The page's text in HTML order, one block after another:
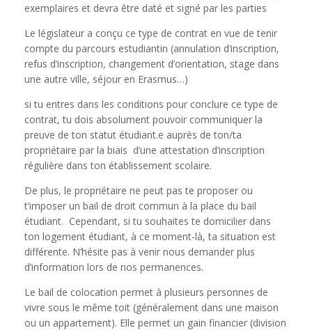
exemplaires et devra être daté et signé par les parties
Le législateur a conçu ce type de contrat en vue de tenir
compte du parcours estudiantin (annulation d’inscription,
refus d’inscription, changement d’orientation, stage dans
une autre ville, séjour en Erasmus…)
si tu entres dans les conditions pour conclure ce type de
contrat, tu dois absolument pouvoir communiquer la
preuve de ton statut étudiant.e auprès de ton/ta
propriétaire par la biais d’une attestation d’inscription
régulière dans ton établissement scolaire.
De plus, le propriétaire ne peut pas te proposer ou
t’imposer un bail de droit commun à la place du bail
étudiant. Cependant, si tu souhaites te domicilier dans
ton logement étudiant, à ce moment-là, ta situation est
différente. N’hésite pas à venir nous demander plus
d’information lors de nos permanences.
Le bail de colocation permet à plusieurs personnes de
vivre sous le même toit (généralement dans une maison
ou un appartement). Elle permet un gain financier (division